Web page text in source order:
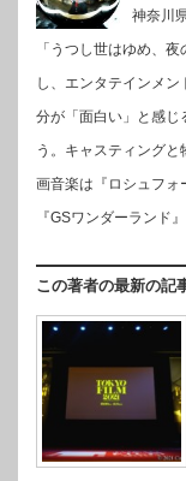
神奈川
「うつし世はゆめ、
し、エンタテインメ
分が「面白い」と感じ
う。キャスティング
画音楽は『ロシュフォ
『GSワンダーランド』
この著者の最新の記